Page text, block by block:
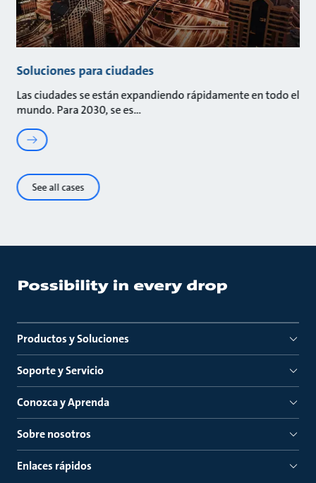
Soluciones para ciudades
Las ciudades se están expandiendo rápidamente en todo el
mundo. Para 2030, se es
See all cases
Productos y Soluciones
Soporte y Servicio
Conozca y Aprenda
Sobre nosotros
Enlaces rápidos